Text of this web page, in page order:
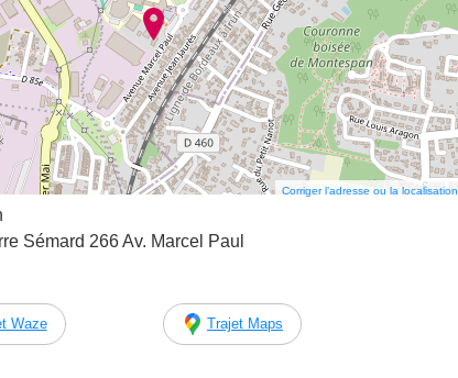
Corriger l’adresse ou la localisation
Sémard 266 Av. Marcel Paul
Waze Trajet Maps